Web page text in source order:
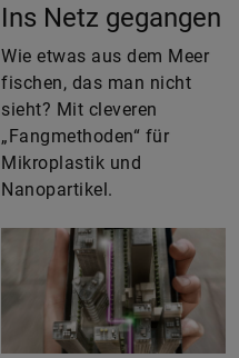
Ins Netz gegangen
Wie etwas aus dem Meer
fischen, das man nicht
sieht? Mit cleveren
„Fangmethoden“ für
Mikroplastik und
Nanopartikel.